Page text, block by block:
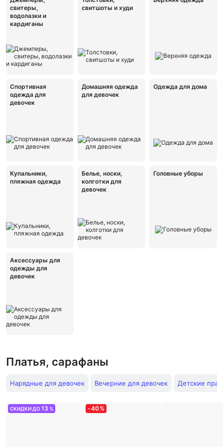
свитеры,
водолазки и
кардиганы
свитшоты и худи
Спортивная
одежда для
девочек
Домашняя одежда
для девочек
Одежда для дома
Купальники,
пляжная одежда
Белье, носки,
колготки для
девочек
Головные уборы
Аксессуары для
одежды для
девочек
Платья, сарафаны
Нарядные для девочек Вечерние для девочек Детские
СКИДКИ ДО13 % -40%